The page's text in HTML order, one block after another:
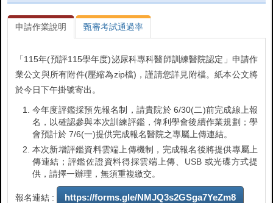
申請作業說明 甄審考試通過率
「115年(預評115學年度)泌尿科專科醫師訓練醫院認定」申請作
業公文與所有附件(壓縮為zip檔)，謹請您詳見附檔。紙本公文將
於今日下午掛號寄出。
今年度評鑑採預先報名制，請貴院於 6/30(二)前完成線上報
名，以確認參與本次訓練評鑑，俾利學會後續作業規劃；學
會預計於 7/6(一)提供完成報名醫院之專屬上傳連結。
本次新增評鑑資料雲端上傳機制，完成報名後將提供專屬上
傳連結；評鑑佐證資料得採雲端上傳、USB 或光碟方式提
供，請擇一辦理，無須重複繳交。
報名連結 : https://forms.gle/NMJQ3s2GSga7YeZm8